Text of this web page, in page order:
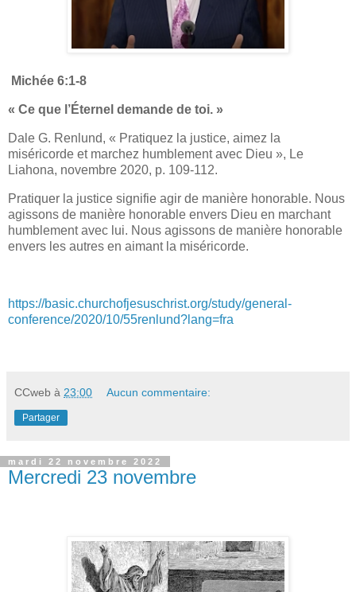
Michée 6:1-8
« Ce que l’Éternel demande de toi. »
Dale G. Renlund, « Pratiquez la justice, aimez la
miséricorde et marchez humblement avec Dieu », Le
Liahona, novembre 2020, p. 109-112.
Pratiquer la justice signifie agir de manière honorable. Nous
agissons de manière honorable envers Dieu en marchant
humblement avec lui. Nous agissons de manière honorable
envers les autres en aimant la miséricorde.
https://basic.churchofjesuschrist.org/study/general-
conference/2020/10/55renlund?lang=fra
CCweb à 23:00 Aucun commentaire:
Partager
mardi 22 novembre 2022
Mercredi 23 novembre